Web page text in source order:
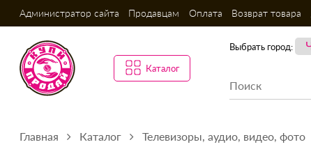
Администратор сайта Продавцам Оплата Возврат товара
Каталог
Выбрать город:
Главная Каталог Телевизоры, аудио, видео, фото